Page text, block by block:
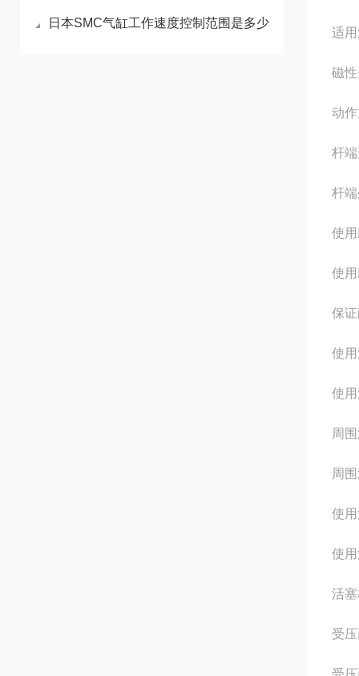
日本SMC气缸工作速度控制范围是多少
适
磁
动
杆
杆
使
使
保
使
使
周
周
使
使
活
受